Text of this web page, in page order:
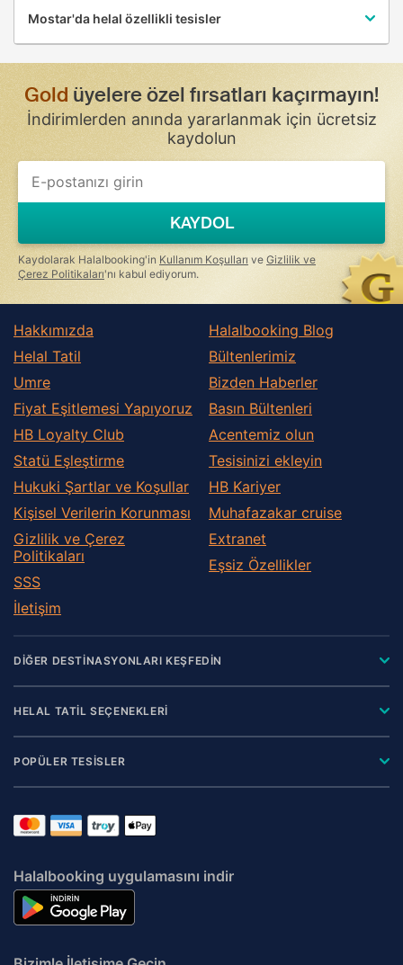
Mostar'da helal özellikli tesisler
Goldüyelere özel fırsatları kaçırmayın!
İndirimlerden anında yararlanmak için ücretsiz
kaydolun
KAYDOL
Kaydolarak Halalbooking'in Kullanım Koşulları ve Gizlilik ve
Çerez Politikaları'nı kabul ediyorum.
Hakkımızda
Helal Tatil
Umre
Fiyat Eşitlemesi Yapıyoruz
HB Loyalty Club
Statü Eşleştirme
Hukuki Şartlar ve Koşullar
Kişisel Verilerin Korunması
Gizlilik ve Çerez
Politikaları
SSS
İletişim
Halalbooking Blog
Bültenlerimiz
Bizden Haberler
Basın Bültenleri
Acentemiz olun
Tesisinizi ekleyin
HB Kariyer
Muhafazakar сruise
Extranet
Eşsiz Özellikler
DİĞER DESTİNASYONLARI KEŞFEDİN
HELAL TATİL SEÇENEKLERİ
POPÜLER TESİSLER
Halalbooking uygulamasını indir